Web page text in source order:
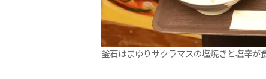
釜石はまゆりサクラマスの塩焼きと塩辛が